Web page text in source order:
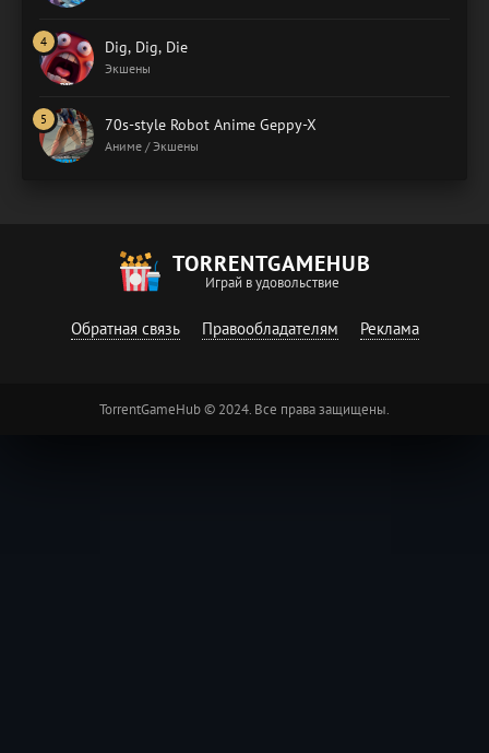
Dig, Dig, Die
Экшены
70s-style Robot Anime Geppy-X
Аниме / Экшены
TORRENTGAMEHUB
Играй в удовольствие
Обратная связь Правообладателям Реклама
TorrentGameHub © 2024. Все права защищены.